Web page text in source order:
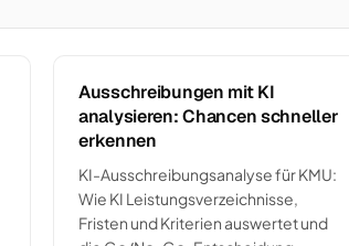
Ausschreibungen mit KI
analysieren: Chancen schneller
erkennen
KI-Ausschreibungsanalyse für KMU:
Wie KI Leistungsverzeichnisse,
Fristen und Kriterien auswertet und